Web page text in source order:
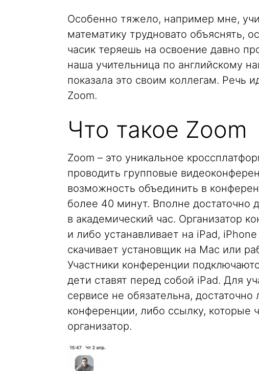
Особенно тяжело, например мне,
математику трудновато объяснять,
часик теряешь на освоение давно
наша учительница по английскому
показала это своим коллегам. Речь
Zoom.
Что такое Zoom
Zoom – это уникальное
проводить групповые
возможность объединить в
более 40 минут. Вполне достаточно
в академический час. Организатор
и либо устанавливает на iPad,
скачивает установщик на Mac или
Участники конференции
дети ставят перед собой iPad. Для
сервисе не обязательна,
конференции, либо ссылку,
организатор.